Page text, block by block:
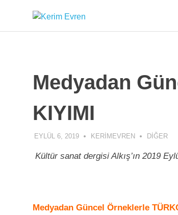
Medyadan
KIYIMI
EYLÜL 6, 2019 KERIMEVREN DIĞER
Kültür sanat dergisi Alkış’ın 2019
Medyadan Güncel Örneklerle